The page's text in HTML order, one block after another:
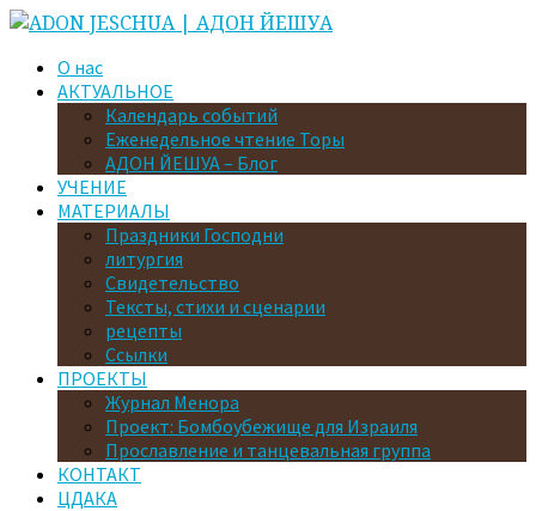
О нас
АКТУАЛЬНОЕ
Календарь событий
Еженедельное чтение Торы
АДОН ЙЕШУА – Блог
УЧЕНИЕ
МАТЕРИАЛЫ
Праздники Господни
литургия
Свидетельство
Тексты, стихи и сценарии
рецепты
Ссылки
ПРОЕКТЫ
Журнал Менора
Проект: Бомбоубежище для Израиля
Прославление и танцевальная группа
КОНТАКТ
ЦДАКА